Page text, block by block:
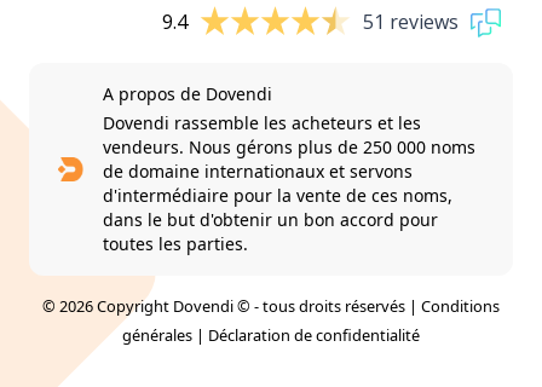
9.4 51 reviews
A propos de Dovendi
Dovendi rassemble les acheteurs et les
vendeurs. Nous gérons plus de 250 000 noms
de domaine internationaux et servons
d'intermédiaire pour la vente de ces noms,
dans le but d'obtenir un bon accord pour
toutes les parties.
© 2026 Copyright Dovendi © - tous droits réservés | Conditions
générales | Déclaration de confidentialité